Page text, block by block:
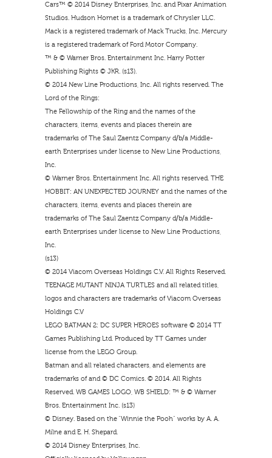
Cars™ © 2014 Disney Enterprises, Inc. and Pixar Animation
Studios. Hudson Hornet is a trademark of Chrysler LLC.
Mack is a registered trademark of Mack Trucks, Inc. Mercury
is a registered trademark of Ford Motor Company.
™ & © Warner Bros. Entertainment Inc. Harry Potter
Publishing Rights © JKR. (s13).
© 2014 New Line Productions, Inc. All rights reserved. The
Lord of the Rings:
The Fellowship of the Ring and the names of the
characters, items, events and places therein are
trademarks of The Saul Zaentz Company d/b/a Middle-
earth Enterprises under license to New Line Productions,
Inc.
© Warner Bros. Entertainment Inc. All rights reserved. THE
HOBBIT: AN UNEXPECTED JOURNEY and the names of the
characters, items, events and places therein are
trademarks of The Saul Zaentz Company d/b/a Middle-
earth Enterprises under license to New Line Productions,
Inc.
(s13)
© 2014 Viacom Overseas Holdings C.V. All Rights Reserved.
TEENAGE MUTANT NINJA TURTLES and all related titles,
logos and characters are trademarks of Viacom Overseas
Holdings C.V
LEGO BATMAN 2: DC SUPER HEROES software © 2014 TT
Games Publishing Ltd. Produced by TT Games under
license from the LEGO Group.
Batman and all related characters, and elements are
trademarks of and © DC Comics. © 2014. All Rights
Reserved. WB GAMES LOGO, WB SHIELD: ™ & © Warner
Bros. Entertainment Inc. (s13)
© Disney. Based on the “Winnie the Pooh” works by A. A.
Milne and E. H. Shepard.
© 2014 Disney Enterprises, Inc.